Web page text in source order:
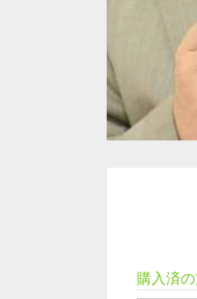
購入済